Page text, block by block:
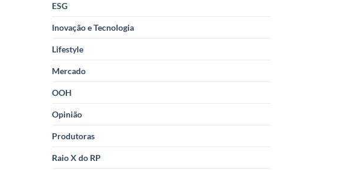
ESG
Inovação e Tecnologia
Lifestyle
Mercado
OOH
Opinião
Produtoras
Raio X do RP